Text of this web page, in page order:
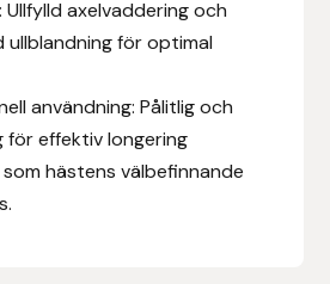
Ullfylld axelvaddering och
ullblandning för optimal
användning: Pålitlig och
för effektiv longering
hästens välbefinnande